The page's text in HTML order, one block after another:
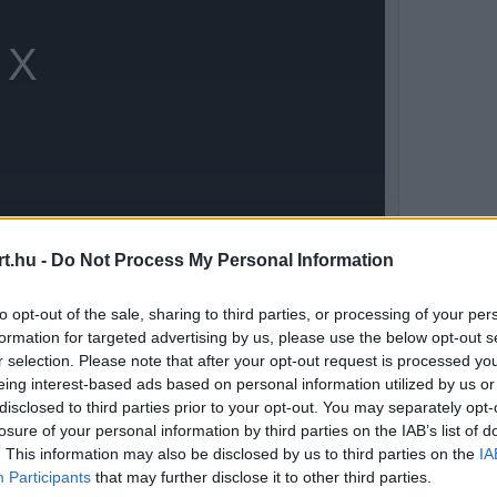
- Do Not Process My Personal Information
opt-out of the sale, sharing to third parties, or processing of your
for targeted advertising by us, please use the below opt-out
selection. Please note that after your opt-out request is processed
interest-based ads based on personal information utilized by us
to third parties prior to your opt-out. You may separately
of your personal information by third parties on the IAB’s list of
This information may also be disclosed by us to third parties on the
Participants that may further disclose it to other third parties.
kifejezés. Ez az én ötletem volt. Három
nincs amerikai csapatunk. Májusban,
ne?” – mondta Mohammed bin Szulajm